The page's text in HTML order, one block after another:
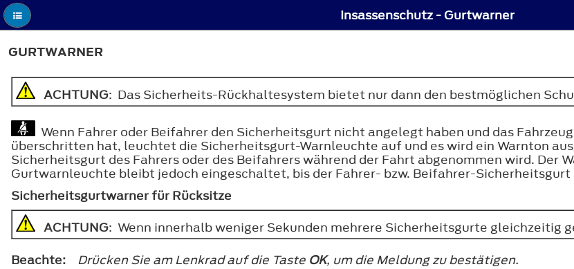
Insassenschutz - Gurtwarner
GURTWARNER
ACHTUNG: Das Sicherheits-Rückhaltesystem bietet nur dann den bestmöglichen
Wenn Fahrer oder Beifahrer den Sicherheitsgurt nicht angelegt haben und das
überschritten hat, leuchtet die Sicherheitsgurt-Warnleuchte auf und es wird ein Warnton
Sicherheitsgurt des Fahrers oder des Beifahrers während der Fahrt abgenommen wird. Der
Gurtwarnleuchte bleibt jedoch eingeschaltet, bis der Fahrer- bzw. Beifahrer-
Sicherheitsgurtwarner für Rücksitze
ACHTUNG: Wenn innerhalb weniger Sekunden mehrere Sicherheitsgurte gleichzeitig
Beachte:
Drücken Sie am Lenkrad auf die Taste OK, um die Meldung zu bestätigen.